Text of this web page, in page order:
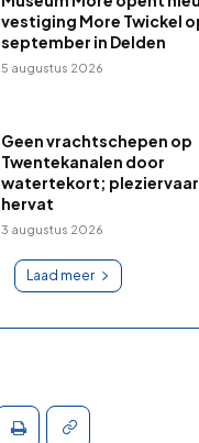
vestiging More Twickel
september in Delden
5 augustus 2026
Geen vrachtschepen op
Twentekanalen door
watertekort;
hervat
3 augustus 2026
Laad meer